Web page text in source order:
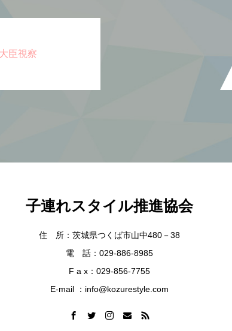
大臣視察
子連れスタイル推進協会
住 所：茨城県つくば市山中480－38
電 話：029-886-8985
F a x：029-856-7755
E-mail ：info@kozurestyle.com